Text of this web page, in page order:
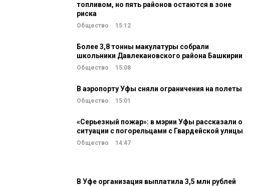
топливом, но пять районов остаются в зоне
риска
Общество 15:12
Более 3,8 тонны макулатуры собрали
школьники Давлекановского района Башкирии
Общество 15:08
В аэропорту Уфы сняли ограничения на полеты
Общество 15:01
«Серьезный пожар»: в мэрии Уфы рассказали о
ситуации с погорельцами с Гвардейской улицы
Общество 14:47
В Уфе организация выплатила 3,5 млн рублей